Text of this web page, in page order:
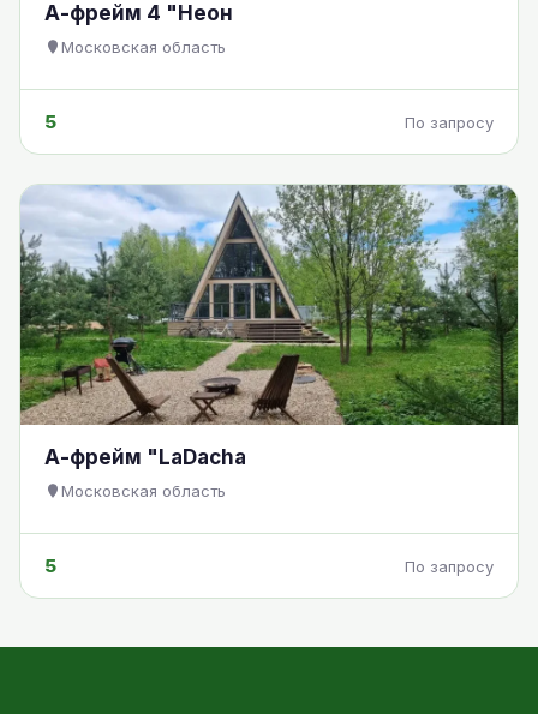
А-фрейм 4 "Неон
Московская область
5 По запросу
А-фрейм "LaDacha
Московская область
5 По запросу